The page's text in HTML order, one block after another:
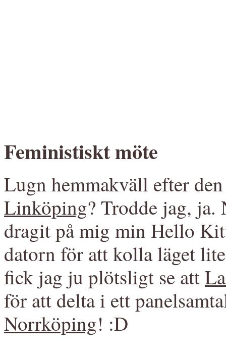
Feministiskt möte
Lugn hemmakväll efter
Linköping? Trodde jag,
dragit på mig min Hello
datorn för att kolla läget
fick jag ju plötsligt se att
för att delta i ett
Norrköping! :D